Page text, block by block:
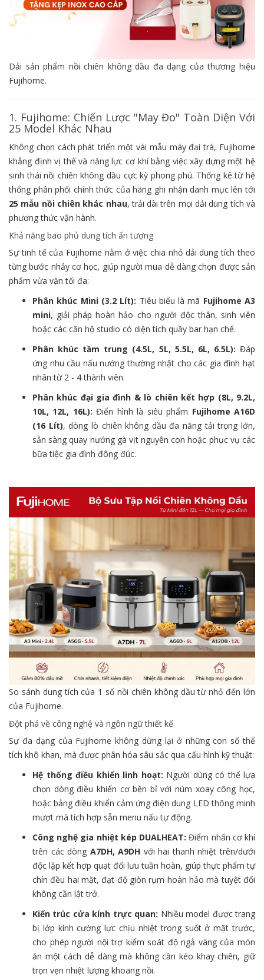
Dải sản phẩm nồi chiên không dầu đa dạng của thương hiệu
Fujihome.
1. Fujihome: Chiến Lược "May Đo" Toàn Diện Với
25 Model Khác Nhau
Không chọn cách phát triển một vài mẫu máy đại trà, Fujihome
khẳng định vị thế và năng lực cơ khí bằng việc xây dựng một hệ
sinh thái nồi chiên không dầu cực kỳ phong phú. Thống kê từ hệ
thống phân phối chính thức của hãng ghi nhận danh mục lên tới
25 mẫu nồi chiên khác nhau, trải dài trên mọi dải dung tích và
phương thức vận hành.
Khả năng bao phủ dung tích ấn tượng
Sự tinh tế của Fujihome nằm ở việc chia nhỏ dải dung tích theo
từng bước nhảy cơ học, giúp người mua dễ dàng chọn được sản
phẩm vừa vặn tối đa:
Phân khúc Mini (3.2 Lít): Tiêu biểu là mã Fujihome A3
mini, giải pháp hoàn hảo cho người độc thân, sinh viên
hoặc các căn hộ studio có diện tích quầy bar hạn chế.
Phân khúc tầm trung (4.5L, 5L, 5.5L, 6L, 6.5L): Đáp
ứng nhu cầu nấu nướng thường nhật cho các gia đình hạt
nhân từ 2 - 4 thành viên.
Phân khúc đại gia đình & lò chiên kết hợp (8L, 9.2L,
10L, 12L, 16L): Điển hình là siêu phẩm Fujihome A16D
(16 Lít), dòng lò chiên không dầu đa năng tải trọng lớn,
sẵn sàng quay nướng gà vịt nguyên con hoặc phục vụ các
bữa tiệc gia đình đông đúc.
So sánh dung tích của 1 số nồi chiên không dầu từ nhỏ đến lớn
của Fujihome.
Đột phá về công nghệ và ngôn ngữ thiết kế
Sự đa dạng của Fujihome không dừng lại ở những con số thể
tích khô khan, mà được phân hóa sâu sắc qua cấu hình kỹ thuật:
Hệ thống điều khiển linh hoạt: Người dùng có thể lựa
chọn dòng điều khiển cơ bền bỉ với núm xoay công học,
hoặc bảng điều khiển cảm ứng điện dung LED thông minh
mượt mà tích hợp sẵn menu nấu tự động.
Công nghệ gia nhiệt kép DUALHEAT: Điểm nhấn cơ khí
trên các dòng A7DH, A9DH với hai thanh nhiệt trên/dưới
độc lập kết hợp quạt đối lưu tuần hoàn, giúp thực phẩm tự
chín đều hai mặt, đạt độ giòn rụm hoàn hảo mà tuyệt đối
không cần lật trở.
Kiến trúc cửa kính trực quan: Nhiều model được trang
bị lớp kính cường lực chịu nhiệt trong suốt ở mặt trước,
cho phép người nội trợ kiểm soát độ ngả vàng của món
ăn một cách dễ dàng mà không cần kéo khay chiên, giữ
trọn vẹn nhiệt lượng khoang nồi.